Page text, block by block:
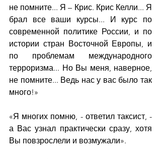
не помните... Я – Крис. Крис Келли... Я
брал все ваши курсы... И курс по
современной политике России, и по
истории стран Восточной Европы, и
по проблемам международного
терроризма... Но Вы меня, наверное,
не помните... Ведь нас у вас было так
много!»
«Я многих помню, - ответил таксист, -
а Вас узнал практически сразу, хотя
Вы повзрослели и возмужали».